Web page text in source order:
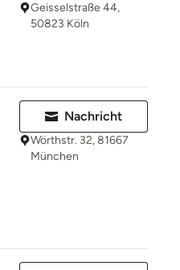
Geisselstraße 44,
50823 Köln
Nachricht
Wörthstr. 32, 81667
München